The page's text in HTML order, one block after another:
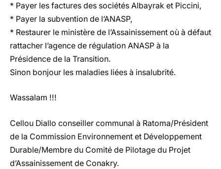
* Payer les factures des sociétés Albayrak et Piccini,
* Payer la subvention de l’ANASP,
* Restaurer le ministère de l’Assainissement où à défaut
rattacher l’agence de régulation ANASP à la
Présidence de la Transition.
Sinon bonjour les maladies liées à insalubrité.
Wassalam !!!
Cellou Diallo conseiller communal à Ratoma/Président
de la Commission Environnement et Développement
Durable/Membre du Comité de Pilotage du Projet
d’Assainissement de Conakry.